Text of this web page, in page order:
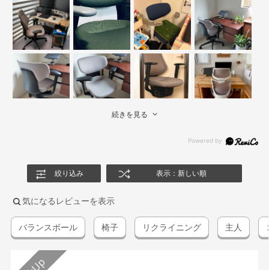
続きを見る
絞り込み 表示：新しい順
気になるレビューを表示
バランスボール 椅子 リクライニング 主人